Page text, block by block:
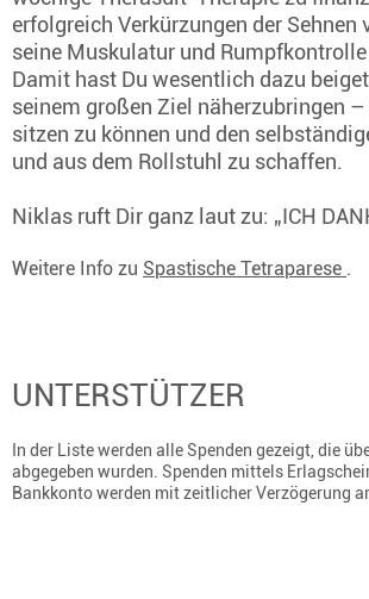
erfolgreich Verkürzungen der Sehnen
seine Muskulatur und
Damit hast Du wesentlich dazu
seinem großen Ziel näherzubringen
sitzen zu können und den
und aus dem Rollstuhl zu schaffen.
Niklas ruft Dir ganz laut zu: „ICH
Weitere Info zu Spastische Tetraparese .
UNTERSTÜTZER
In der Liste werden alle Spenden gezeigt, die
abgegeben wurden. Spenden mittels
Bankkonto werden mit zeitlicher Verzögerung